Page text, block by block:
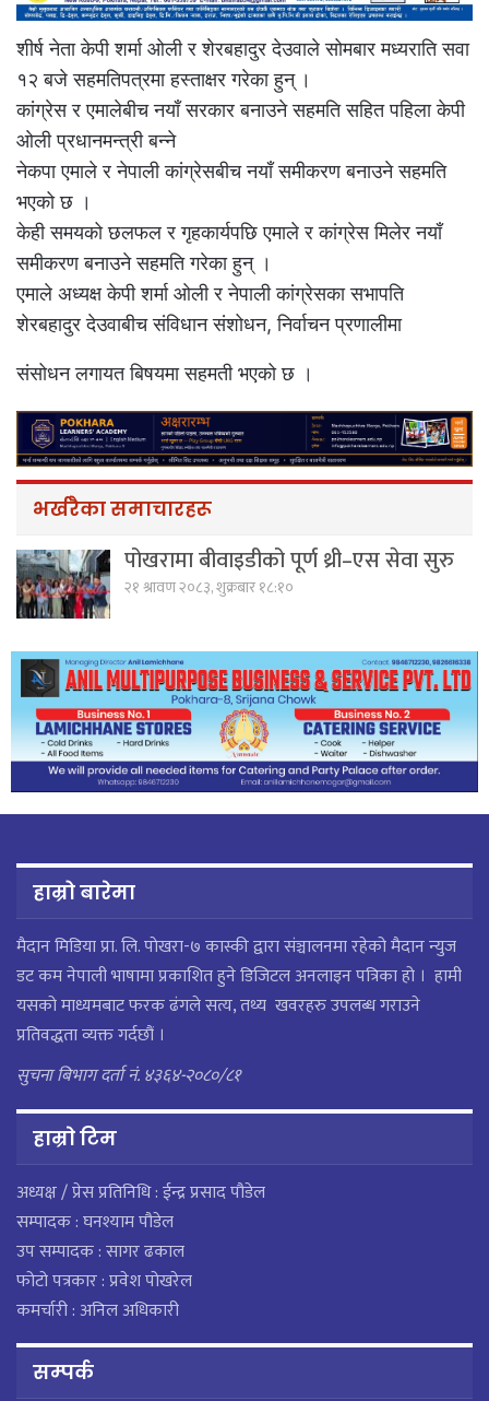
शीर्ष नेता केपी शर्मा ओली र शेरबहादुर देउवाले सोमबार मध्यराति सवा
१२ बजे सहमतिपत्रमा हस्ताक्षर गरेका हुन् ।
कांग्रेस र एमालेबीच नयाँ सरकार बनाउने सहमति सहित पहिला केपी
ओली प्रधानमन्त्री बन्ने
नेकपा एमाले र नेपाली कांग्रेसबीच नयाँ समीकरण बनाउने सहमति
भएको छ ।
केही समयको छलफल र गृहकार्यपछि एमाले र कांग्रेस मिलेर नयाँ
समीकरण बनाउने सहमति गरेका हुन् ।
एमाले अध्यक्ष केपी शर्मा ओली र नेपाली कांग्रेसका सभापति
शेरबहादुर देउवाबीच संविधान संशोधन, निर्वाचन प्रणालीमा
संसोधन लगायत बिषयमा सहमती भएको छ ।
भर्खरैका समाचारहरू
पोखरामा बीवाइडीको पूर्ण थ्री–एस सेवा सुरु
२१ श्रावण २०८३, शुक्रबार १८:१०
हाम्रो बारेमा
मैदान मिडिया प्रा. लि. पाेखरा-७ कास्की द्वारा संञ्चालनमा रहेको मैदान न्युज
डट कम नेपाली भाषामा प्रकाशित हुने डिजिटल अनलाइन पत्रिका हो । हामी
यसको माध्यमबाट फरक ढंगले सत्य, तथ्य खवरहरु उपलब्ध गराउने
प्रतिवद्धता व्यक्त गर्दछौं ।
सुचना बिभाग दर्ता नं. ४३६४-२०८०/८१
हाम्राे टिम
अध्यक्ष / प्रेस प्रतिनिधि : ईन्द्र प्रसाद पौडेल
सम्पादक : घनश्याम पौडेल
उप सम्पादक : सागर ढकाल
फोटो पत्रकार : प्रवेश पोखरेल
कमर्चारी : अनिल अधिकारी
सम्पर्क